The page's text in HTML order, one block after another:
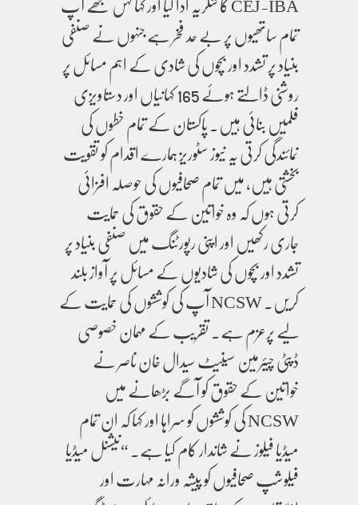
تمام ساتھیوں پر بے حد فخر ہے جنہوں نے صنفی
بنیاد پر تشدد اور بچوں کی شادی کے اہم مسائل پر
روشنی ڈالتے ہوئے 165 کہانیاں اور دستاویزی
فلمیں بنائی ہیں۔ پاکستان کے تمام خطوں کی
نمائندگی کرتی یہ نیوز سٹوریز ہمارے اقدام کو تقویت
بخشتی ہیں، میں تمام صحافیوں کی حوصلہ افزائی
کرتی ہوں کہ وہ خواتین کے حقوق کی حمایت
جاری رکھیں اور اپنی رپورٹنگ میں صنفی بنیاد پر
تشدد اور بچوں کی شادیوں کے مسائل پر آواز بلند
کریں۔ NCSW آپ کی کوششوں کی حمایت کے
لیے پرعزم ہے۔ تقریب کے مہمان خصوصی
ڈپٹی چیئرمین سینیٹ سیدال خان ناصر نے
خواتین کے حقوق کو آگے بڑھانے میں
NCSW کی کوششوں کو سراہا اور کہا کہ ان تمام
میڈیا فیلوز نے شاندار کام کیا ہے۔ “نیشنل میڈیا
فیلوشپ صحافیوں کو پیشہ ورانہ مہارت اور